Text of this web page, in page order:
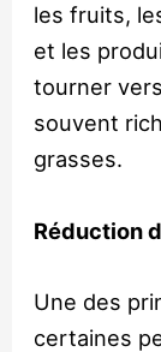
les fruits,
et les
tourner
souvent
grasses.
Réduction
Une des
certaines